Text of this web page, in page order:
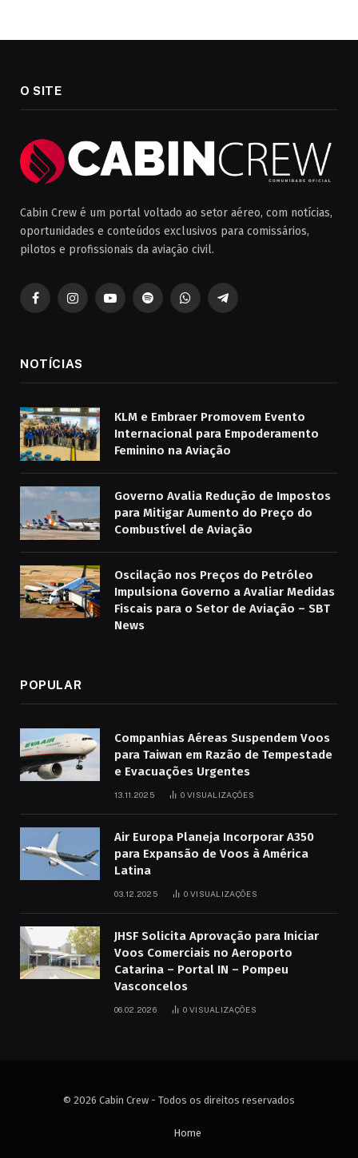
O SITE
Cabin Crew é um portal voltado ao setor aéreo, com notícias,
oportunidades e conteúdos exclusivos para comissários,
pilotos e profissionais da aviação civil.
FacebookInstagramYouTubeSpotifyWhatsAppTelegrama
NOTÍCIAS
KLM e Embraer Promovem Evento
Internacional para Empoderamento
Feminino na Aviação
Governo Avalia Redução de Impostos
para Mitigar Aumento do Preço do
Combustível de Aviação
Oscilação nos Preços do Petróleo
Impulsiona Governo a Avaliar Medidas
Fiscais para o Setor de Aviação – SBT
News
POPULAR
Companhias Aéreas Suspendem Voos
para Taiwan em Razão de Tempestade
e Evacuações Urgentes
13.11.2025 0 VISUALIZAÇÕES
Air Europa Planeja Incorporar A350
para Expansão de Voos à América
Latina
03.12.2025 0 VISUALIZAÇÕES
JHSF Solicita Aprovação para Iniciar
Voos Comerciais no Aeroporto
Catarina – Portal IN – Pompeu
Vasconcelos
06.02.2026 0 VISUALIZAÇÕES
© 2026 Cabin Crew - Todos os direitos reservados
Home